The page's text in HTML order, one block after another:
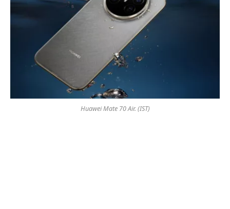
Huawei Mate 70 Air. (IST)